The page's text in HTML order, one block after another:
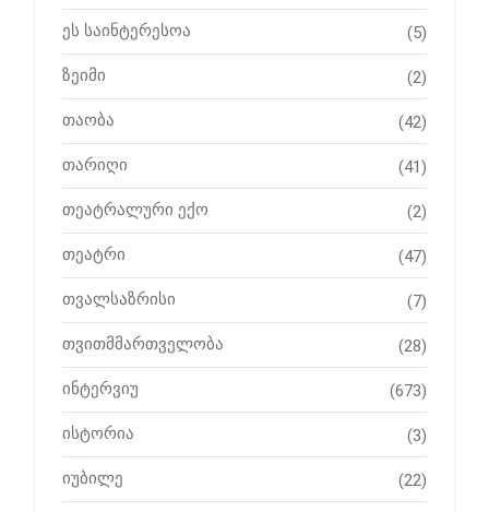
ეს საინტერესოა (5)
ზეიმი (2)
თაობა (42)
თარიღი (41)
თეატრალური ექო (2)
თეატრი (47)
თვალსაზრისი (7)
თვითმმართველობა (28)
ინტერვიუ (673)
ისტორია (3)
იუბილე (22)